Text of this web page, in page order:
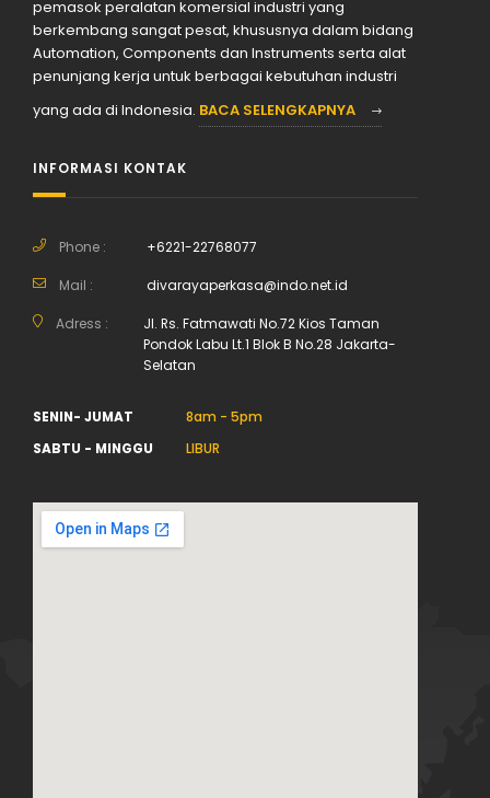
pemasok peralatan komersial industri yang
berkembang sangat pesat, khususnya dalam bidang
Automation, Components dan Instruments serta alat
penunjang kerja untuk berbagai kebutuhan industri
yang ada di Indonesia. BACA SELENGKAPNYA
INFORMASI KONTAK
Phone : +6221-22768077
Mail : divarayaperkasa@indo.net.id
Adress :
Jl. Rs. Fatmawati No.72 Kios Taman
Pondok Labu Lt.1 Blok B No.28 Jakarta-
Selatan
SENIN- JUMAT
8am - 5pm
SABTU - MINGGU
LIBUR